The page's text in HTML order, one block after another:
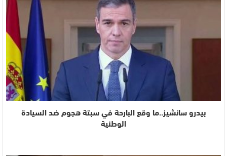
بيدرو سانشيز..ما وقع البارحة في سبتة هجوم ضد السيادة
الوطنية